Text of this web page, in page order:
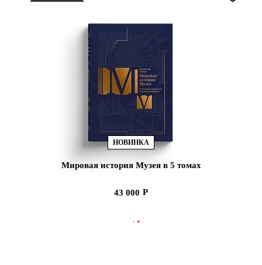
НОВИНКА
Мировая история Музея в 5 томах
43 000
В КОРЗИНУ